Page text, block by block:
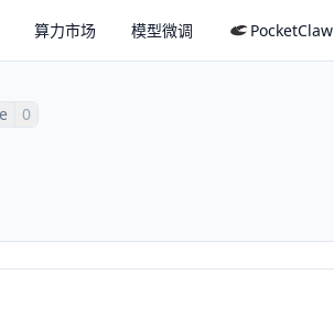
算力市场 模型微调 PocketClaw
0